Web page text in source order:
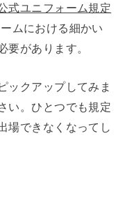
式ユニフォーム規定
ムにおける細かい
要があります。
ックアップしてみま
い。ひとつでも規定
場できなくなってし